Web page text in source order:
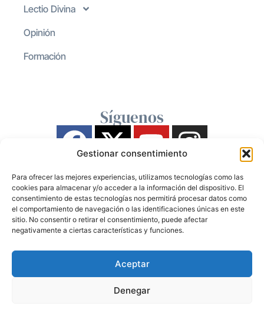
Gestionar consentimiento
Para ofrecer las mejores experiencias, utilizamos tecnologías como las
cookies para almacenar y/o acceder a la información del dispositivo. El
consentimiento de estas tecnologías nos permitirá procesar datos como
el comportamiento de navegación o las identificaciones únicas en este
sitio. No consentir o retirar el consentimiento, puede afectar
negativamente a ciertas características y funciones.
Aceptar
Denegar
Lectio Divina
Opinión
Formación
Síguenos